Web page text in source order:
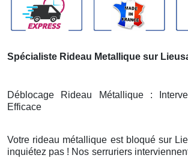
Spécialiste Rideau Metallique sur
Déblocage Rideau Métallique :
Efficace
Votre rideau métallique est bloqué sur
inquiétez pas ! Nos serruriers